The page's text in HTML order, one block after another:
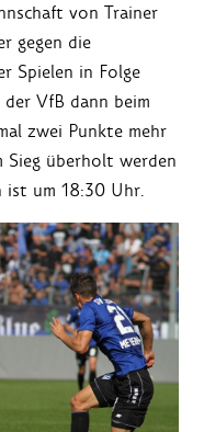
von Trainer
gegen die
Spielen in Folge
VfB dann beim
zwei Punkte mehr
überholt werden
um 18:30 Uhr.